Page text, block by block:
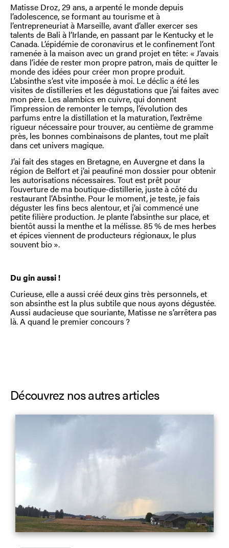
Matisse Droz, 29 ans, a arpenté le monde depuis
l’adolescence, se formant au tourisme et à
l’entrepreneuriat à Marseille, avant d’aller exercer ses
talents de Bali à l’Irlande, en passant par le Kentucky et le
Canada. L’épidémie de coronavirus et le confinement l’ont
ramenée à la maison avec un grand projet en tête: « J’avais
dans l’idée de rester mon propre patron, mais de quitter le
monde des idées pour créer mon propre produit.
L’absinthe s’est vite imposée à moi. Le déclic a été les
visites de distilleries et les dégustations que j’ai faites avec
mon père. Les alambics en cuivre, qui donnent
l’impression de remonter le temps, l’évolution des
parfums entre la distillation et la maturation, l’extrême
rigueur nécessaire pour trouver, au centième de gramme
près, les bonnes combinaisons de plantes, tout me plaît
dans cet univers magique.
J’ai fait des stages en Bretagne, en Auvergne et dans la
région de Belfort et j’ai peaufiné mon dossier pour obtenir
les autorisations nécessaires. Tout est prêt pour
l’ouverture de ma boutique-distillerie, juste à côté du
restaurant l’Absinthe. Pour le moment, je teste, je fais
déguster les fins becs alentour, et j’ai commencé une
petite filière production. Je plante l’absinthe sur place, et
bientôt aussi la menthe et la mélisse. 85 % de mes herbes
et épices viennent de producteurs régionaux, le plus
souvent bio ».
Du gin aussi !
Curieuse, elle a aussi créé deux gins très personnels, et
son absinthe est la plus subtile que nous ayons dégustée.
Aussi audacieuse que souriante, Matisse ne s’arrêtera pas
là. A quand le premier concours ?
Découvrez nos autres articles